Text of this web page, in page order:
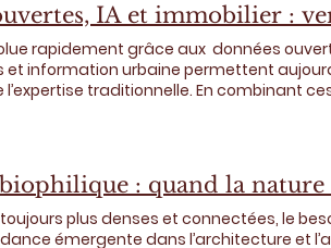
-démontrent une cohérence entre stratégie d’entreprise et projet immobilier.
la durabilité attire l’attention,
en engagement réel.
IA et immobilier :
rapidement grâce aux données
information urbaine permettent
traditionnelle. En combinant
offrent des outils plus accessibles,
et décideurs publics. Cette
repenser durablement de nombreux
: quand la nature
plus denses et connectées, le
émergente dans l’architecture et